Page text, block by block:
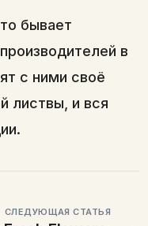
бывает
в
с ними своё
листвы, и вся
СЛЕДУЮЩАЯ СТАТЬЯ